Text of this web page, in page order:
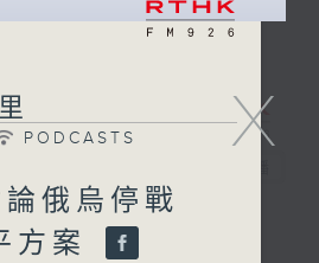
頁 PODCASTS
X
PODCASTS
俄烏停戰
方案